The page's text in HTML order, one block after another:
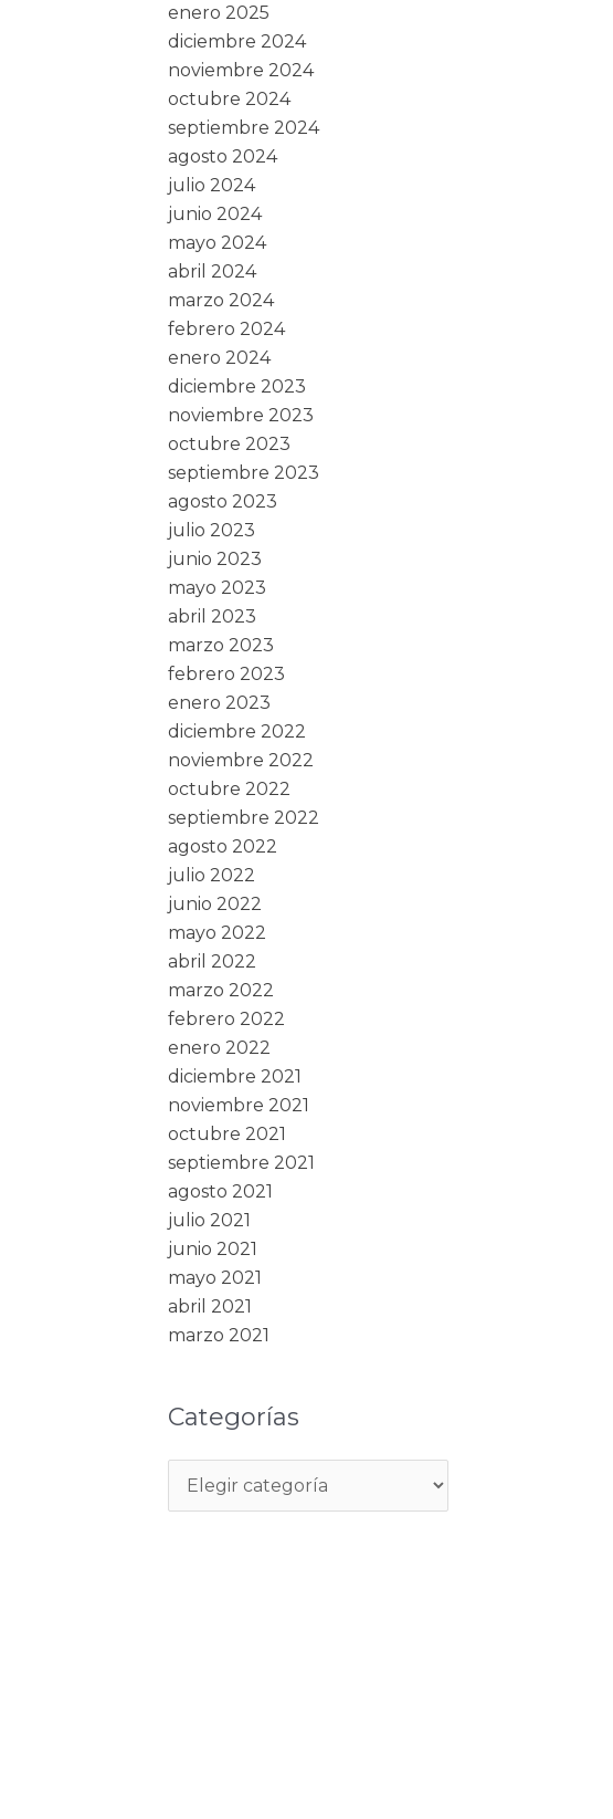
enero 2025
diciembre 2024
noviembre 2024
octubre 2024
septiembre 2024
agosto 2024
julio 2024
junio 2024
mayo 2024
abril 2024
marzo 2024
febrero 2024
enero 2024
diciembre 2023
noviembre 2023
octubre 2023
septiembre 2023
agosto 2023
julio 2023
junio 2023
mayo 2023
abril 2023
marzo 2023
febrero 2023
enero 2023
diciembre 2022
noviembre 2022
octubre 2022
septiembre 2022
agosto 2022
julio 2022
junio 2022
mayo 2022
abril 2022
marzo 2022
febrero 2022
enero 2022
diciembre 2021
noviembre 2021
octubre 2021
septiembre 2021
agosto 2021
julio 2021
junio 2021
mayo 2021
abril 2021
marzo 2021
Categorías